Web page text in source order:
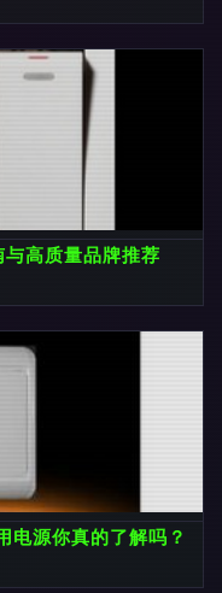
高质量品牌推荐
源你真的了解吗？